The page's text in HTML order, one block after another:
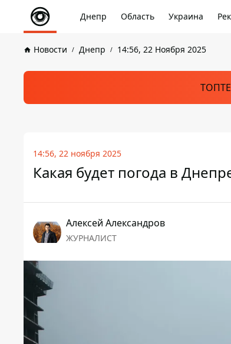
Днепр Область Украина
Новости Днепр 14:56, 22 Ноября 2025
14:56, 22 ноября 2025
Какая будет погода в
Алексей Александров
ЖУРНАЛИСТ